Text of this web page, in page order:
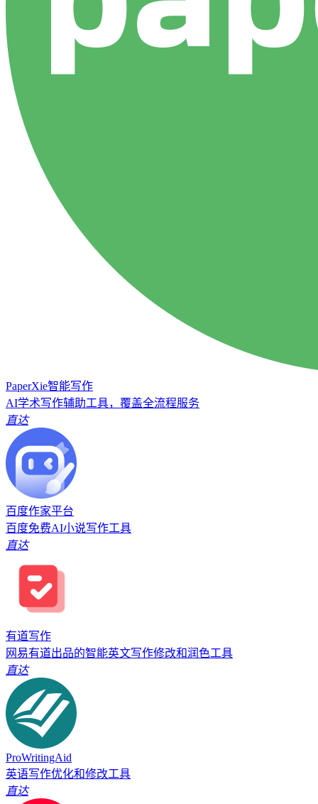
PaperXie智能写作
AI学术写作辅助工具，覆盖全流程服务
直达
百度作家平台
百度免费AI小说写作工具
直达
有道写作
网易有道出品的智能英文写作修改和润色工具
直达
ProWritingAid
英语写作优化和修改工具
直达